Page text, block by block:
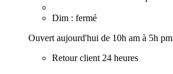
Dim : fermé
Ouvert aujourd'hui de 10h am à 5h pm
Retour client 24 heures